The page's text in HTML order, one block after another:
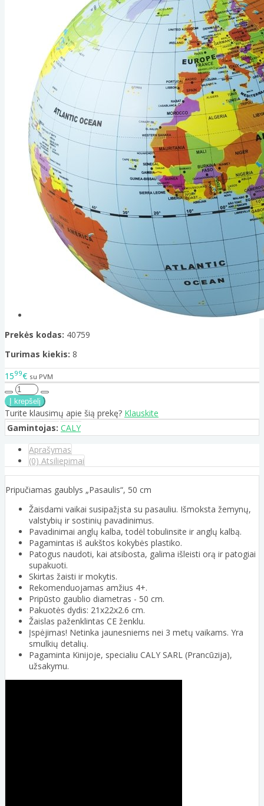
Prekės kodas: 40759
Turimas kiekis: 8
1599€ su PVM
Turite klausimų apie šią prekę? Klauskite
Gamintojas: CALY
Aprašymas
(0) Atsiliepimai
Pripučiamas gaublys „Pasaulis“, 50 cm
Žaisdami vaikai susipažįsta su pasauliu. Išmoksta žemynų,
valstybių ir sostinių pavadinimus.
Pavadinimai anglų kalba, todėl tobulinsite ir anglų kalbą.
Pagamintas iš aukštos kokybės plastiko.
Patogus naudoti, kai atsibosta, galima išleisti orą ir patogiai
supakuoti.
Skirtas žaisti ir mokytis.
Rekomenduojamas amžius 4+.
Pripūsto gaublio diametras - 50 cm.
Pakuotės dydis: 21x22x2.6 cm.
Žaislas paženklintas CE ženklu.
Įspėjimas! Netinka jaunesniems nei 3 metų vaikams. Yra
smulkių detalių.
Pagaminta Kinijoje, specialiu CALY SARL (Prancūzija),
užsakymu.